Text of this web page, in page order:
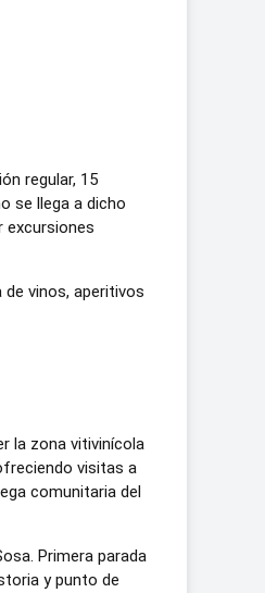
regular, 15
se llega a dicho
excursiones
vinos, aperitivos
la zona vitivinícola
visitas a
comunitaria del
Primera parada
y punto de